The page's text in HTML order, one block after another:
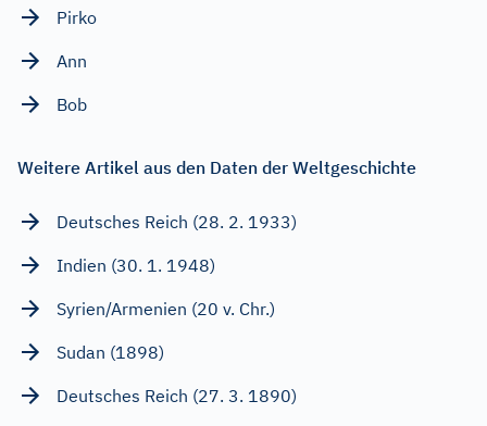
Pirko
Ann
Bob
Weitere Artikel aus den Daten der Weltgeschichte
Deutsches Reich (28. 2. 1933)
Indien (30. 1. 1948)
Syrien/Armenien (20 v. Chr.)
Sudan (1898)
Deutsches Reich (27. 3. 1890)